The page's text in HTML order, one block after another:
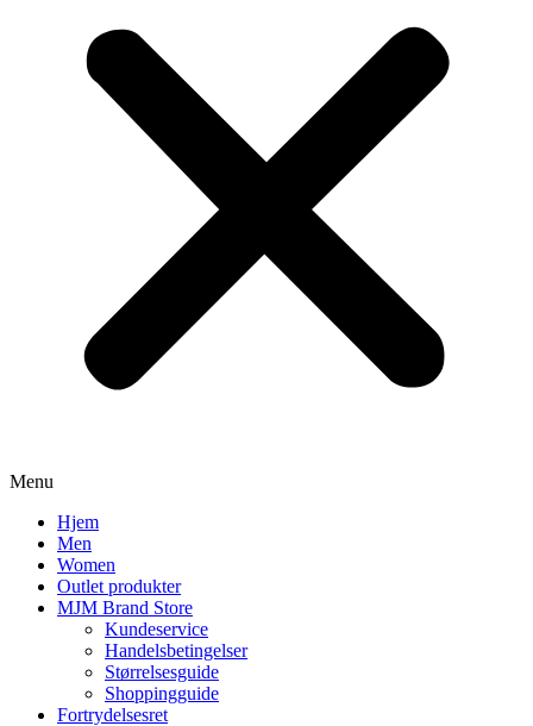
Menu
Hjem
Men
Women
Outlet produkter
MJM Brand Store
Kundeservice
Handelsbetingelser
Størrelsesguide
Shoppingguide
Fortrydelsesret